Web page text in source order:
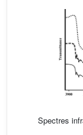
Spectres